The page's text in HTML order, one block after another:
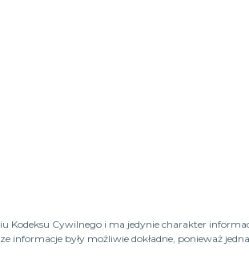
Kodeksu Cywilnego i ma jedynie charakter
informacje były możliwie dokładne, ponieważ